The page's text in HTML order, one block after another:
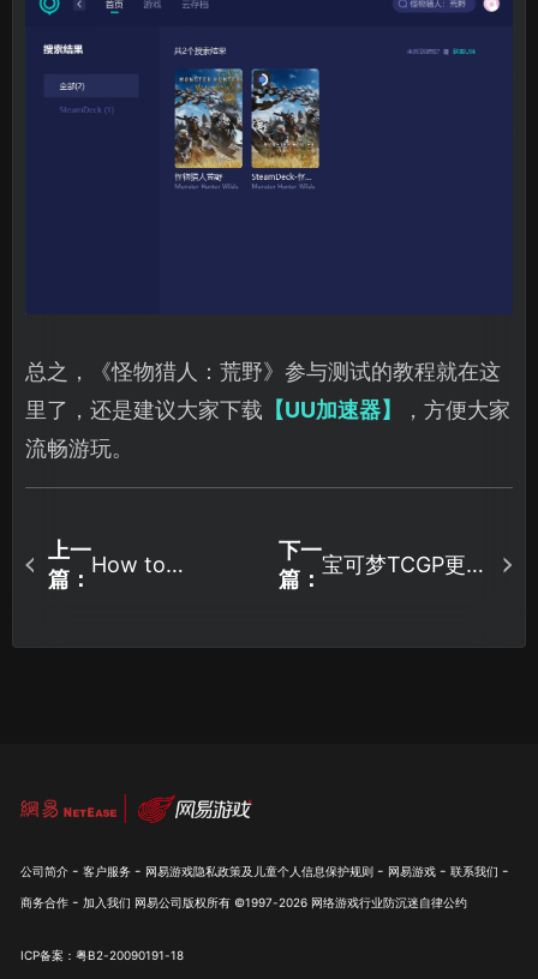
总之，《怪物猎人：荒野》参与测试的教程就在这
里了，还是建议大家下载 【UU加速器】
，方便大家
流畅游玩。
上一
篇：
How to
下一
篇：
宝可梦TCGP更新
程来了！
公司简介 - 客户服务 - 网易游戏隐私政策及儿童个人信息保护规则 - 网易游戏 - 联系我们 -
商务合作 - 加入我们 网易公司版权所有 ©1997-2026 网络游戏行业防沉迷自律公约
ICP备案：粤B2-20090191-18